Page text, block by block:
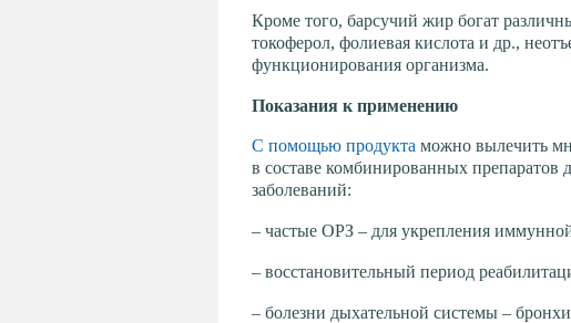
Кроме того, барсучий жир богат
токоферол, фолиевая кислота и др.,
функционирования организма.
Показания к применению
С помощью продукта можно вылечить
в составе комбинированных
заболеваний:
– частые ОРЗ – для укрепления
– восстановительный период
– болезни дыхательной системы –